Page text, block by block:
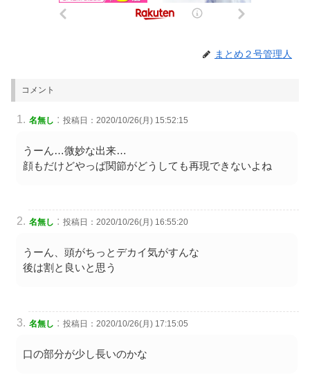
まとめ２号管理人
コメント
名無し : 投稿日：2020/10/26(月) 15:52:15
うーん…微妙な出来…
顔もだけどやっぱ関節がどうしても再現できないよね
名無し : 投稿日：2020/10/26(月) 16:55:20
うーん、頭がちっとデカイ気がすんな
後は割と良いと思う
名無し : 投稿日：2020/10/26(月) 17:15:05
口の部分が少し長いのかな